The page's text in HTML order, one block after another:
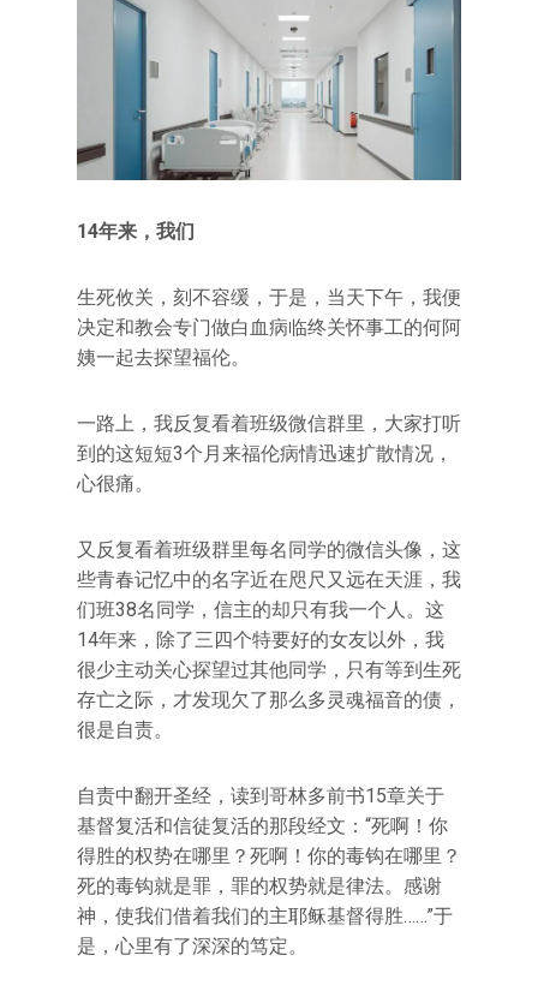
14年来，我们
生死攸关，刻不容缓，于是，当天下午，我便
决定和教会专门做白血病临终关怀事工的何阿
姨一起去探望福伦。
一路上，我反复看着班级微信群里，大家打听
到的这短短3个月来福伦病情迅速扩散情况，
心很痛。
又反复看着班级群里每名同学的微信头像，这
些青春记忆中的名字近在咫尺又远在天涯，我
们班38名同学，信主的却只有我一个人。这
14年来，除了三四个特要好的女友以外，我
很少主动关心探望过其他同学，只有等到生死
存亡之际，才发现欠了那么多灵魂福音的债，
很是自责。
自责中翻开圣经，读到哥林多前书15章关于
基督复活和信徒复活的那段经文：“死啊！你
得胜的权势在哪里？死啊！你的毒钩在哪里？
死的毒钩就是罪，罪的权势就是律法。感谢
神，使我们借着我们的主耶稣基督得胜……”于
是，心里有了深深的笃定。